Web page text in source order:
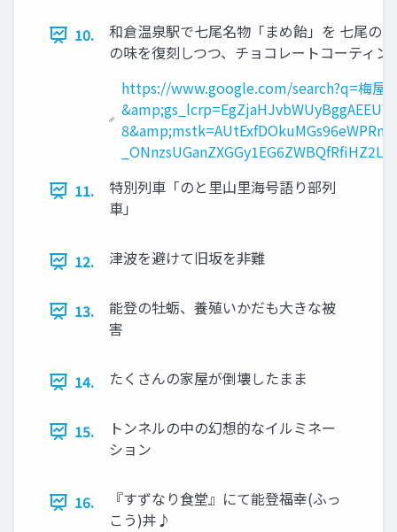
10.
和倉温泉駅で七尾名物「まめ飴」を 七尾の
の味を復刻しつつ、チョコレートコーティ
https://www.google.com/search?q=梅屋
11.
特別列車「のと里山里海号語り部列
車」
12. 津波を避けて旧坂を非難
13.
能登の牡蛎、養殖いかだも大きな被
害
14. たくさんの家屋が倒壊したまま
15.
トンネルの中の幻想的なイルミネー
ション
16.
『すずなり食堂』にて能登福幸(ふっ
こう)丼♪